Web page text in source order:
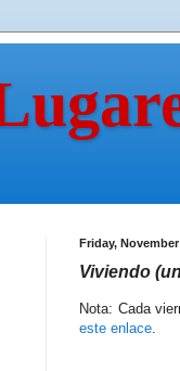
Friday, November
Viviendo
Nota: Cada
este enlace.